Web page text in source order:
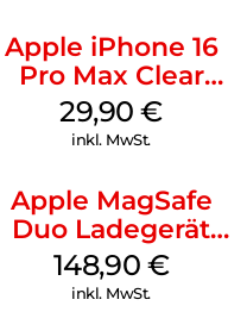
Apple iPhone 16
Pro Max Clear
Case MagSafe
Transparent
29,90€
inkl. MwSt.
Apple MagSafe
Duo Ladegerät
Weiß
148,90 €
inkl. MwSt.